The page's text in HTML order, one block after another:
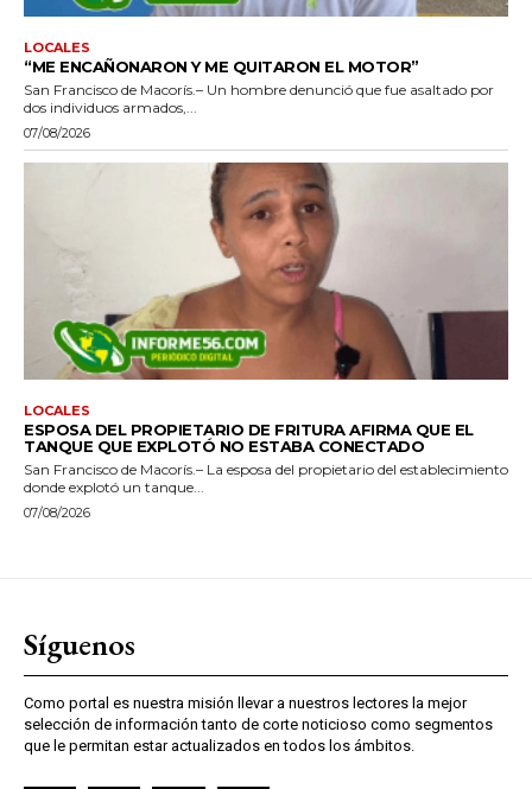
LOCALES
“ME ENCAÑONARON Y ME QUITARON EL MOTOR”
San Francisco de Macorís.– Un hombre denunció que fue asaltado por
dos individuos armados,...
07/08/2026
LOCALES
ESPOSA DEL PROPIETARIO DE FRITURA AFIRMA QUE EL
TANQUE QUE EXPLOTÓ NO ESTABA CONECTADO
San Francisco de Macorís.– La esposa del propietario del establecimiento
donde explotó un tanque...
07/08/2026
Síguenos
Como portal es nuestra misión llevar a nuestros lectores la mejor
selección de información tanto de corte noticioso como segmentos
que le permitan estar actualizados en todos los ámbitos.